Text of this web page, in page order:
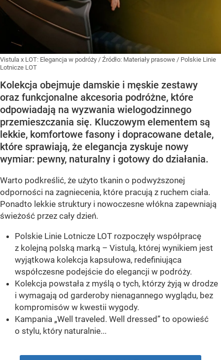
Vistula x LOT: Elegancja w podróży / Źródło: Materiały prasowe / Polskie Linie
Lotnicze LOT
Kolekcja obejmuje damskie i męskie zestawy
oraz funkcjonalne akcesoria podróżne, które
odpowiadają na wyzwania wielogodzinnego
przemieszczania się. Kluczowym elementem są
lekkie, komfortowe fasony i dopracowane detale,
które sprawiają, że elegancja zyskuje nowy
wymiar: pewny, naturalny i gotowy do działania.
Warto podkreślić, że użyto tkanin o podwyższonej
odporności na zagniecenia, które pracują z ruchem ciała.
Ponadto lekkie struktury i nowoczesne włókna zapewniają
świeżość przez cały dzień.
Polskie Linie Lotnicze LOT rozpoczęły współpracę
z kolejną polską marką – Vistulą, której wynikiem jest
wyjątkowa kolekcja kapsułowa, redefiniująca
współczesne podejście do elegancji w podróży.
Kolekcja powstała z myślą o tych, którzy żyją w drodze
i wymagają od garderoby nienagannego wyglądu, bez
kompromisów w kwestii wygody.
Kampania „Well traveled. Well dressed” to opowieść
o stylu, który naturalnie...